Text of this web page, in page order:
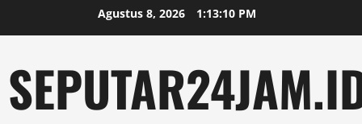
to
Agustus 8, 2026 1:13:11 PM